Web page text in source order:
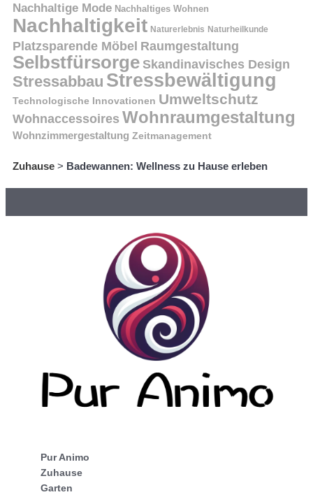
Nachhaltige Mode Nachhaltiges Wohnen
Nachhaltigkeit Naturerlebnis Naturheilkunde
Platzsparende Möbel Raumgestaltung
Selbstfürsorge Skandinavisches Design
Stressabbau Stressbewältigung
Technologische Innovationen Umweltschutz
Wohnaccessoires Wohnraumgestaltung
Wohnzimmergestaltung Zeitmanagement
Zuhause > Badewannen: Wellness zu Hause erleben
Pur Animo
Zuhause
Garten